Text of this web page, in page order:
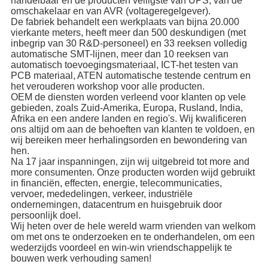
omschakelaar en van AVR (voltageregelgever).
De fabriek behandelt een werkplaats van bijna 20.000
vierkante meters, heeft meer dan 500 deskundigen (met
inbegrip van 30 R&D-personeel) en 33 reeksen volledig
automatische SMT-lijnen, meer dan 10 reeksen van
automatisch toevoegingsmateriaal, ICT-het testen van
PCB materiaal, ATEN automatische testende centrum en
het verouderen workshop voor alle producten.
OEM de diensten worden verleend voor klanten op vele
gebieden, zoals Zuid-Amerika, Europa, Rusland, India,
Afrika en een andere landen en regio's. Wij kwalificeren
ons altijd om aan de behoeften van klanten te voldoen, en
wij bereiken meer herhalingsorden en bewondering van
hen.
Na 17 jaar inspanningen, zijn wij uitgebreid tot more and
more consumenten. Onze producten worden wijd gebruikt
in financiën, effecten, energie, telecommunicaties,
vervoer, mededelingen, verkeer, industriële
ondernemingen, datacentrum en huisgebruik door
persoonlijk doel.
Wij heten over de hele wereld warm vrienden van welkom
om met ons te onderzoeken en te onderhandelen, om een
wederzijds voordeel en win-win vriendschappelijk te
bouwen werk verhouding samen!